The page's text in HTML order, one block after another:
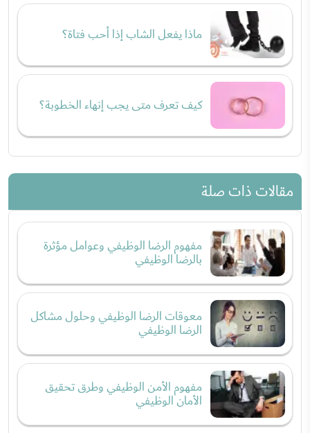
ماذا يفعل الشاب إذا أحب فتاة؟
كيف تعرف متى يجب إنهاء الخطوبة؟
مقالات ذات صلة
مفهوم الرضا الوظيفي وعوامل مؤثرة
بالرضا الوظيفي
معوقات الرضا الوظيفي وحلول مشاكل
الرضا الوظيفي
مفهوم الأمن الوظيفي وطرق تحقيق
الأمان الوظيفي